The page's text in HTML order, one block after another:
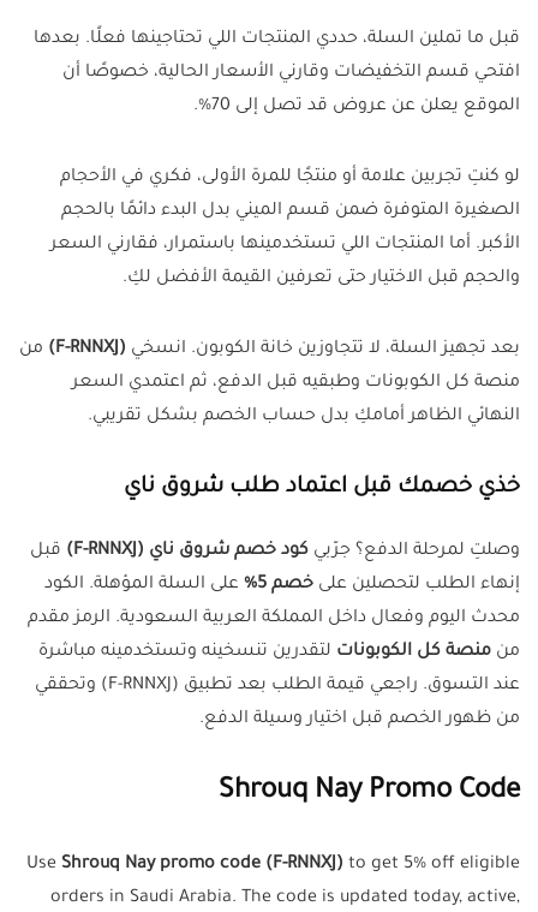
قبل ما تملين السلة، حددي المنتجات اللي تحتاجينها فعلًا. بعدها
افتحي قسم التخفيضات وقارني الأسعار الحالية، خصوصًا أن
الموقع يعلن عن عروض قد تصل إلى 70%.
لو كنتِ تجربين علامة أو منتجًا للمرة الأولى، فكري في الأحجام
الصغيرة المتوفرة ضمن قسم الميني بدل البدء دائمًا بالحجم
الأكبر. أما المنتجات اللي تستخدمينها باستمرار، فقارني السعر
والحجم قبل الاختيار حتى تعرفين القيمة الأفضل لكِ.
بعد تجهيز السلة، لا تتجاوزين خانة الكوبون. انسخي (F-RNNXJ)
من
منصة كل الكوبونات وطبقيه قبل الدفع، ثم اعتمدي السعر
النهائي الظاهر أمامكِ بدل حساب الخصم بشكل تقريبي.
خذي خصمك قبل اعتماد طلب شروق ناي
وصلتِ لمرحلة الدفع؟ جرّبي كود خصم شروق ناي (F-RNNXJ)
قبل
إنهاء الطلب لتحصلين على خصم 5%
على السلة المؤهلة. الكود
محدث اليوم وفعال داخل المملكة العربية السعودية. الرمز مقدم
من منصة كل الكوبونات لتقدرين تنسخينه وتستخدمينه مباشرة
عند التسوق. راجعي قيمة الطلب بعد تطبيق (F-RNNXJ) وتحققي
من ظهور الخصم قبل اختيار وسيلة الدفع.
Shrouq Nay Promo Code
Use Shrouq Nay promo code (F-RNNXJ) to get 5% off eligible
orders in Saudi Arabia. The code is updated today, active,